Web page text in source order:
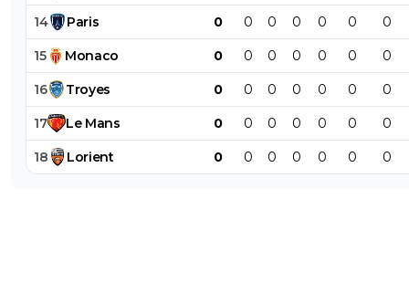
14 Paris 0 0 0 0 0 0 0
15 Monaco 0 0 0 0 0 0 0
16 Troyes 0 0 0 0 0 0 0
17 Le Mans 0 0 0 0 0 0 0
18 Lorient 0 0 0 0 0 0 0